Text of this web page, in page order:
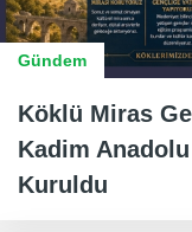
Gündem
Köklü Miras
Kadim
Kuruldu